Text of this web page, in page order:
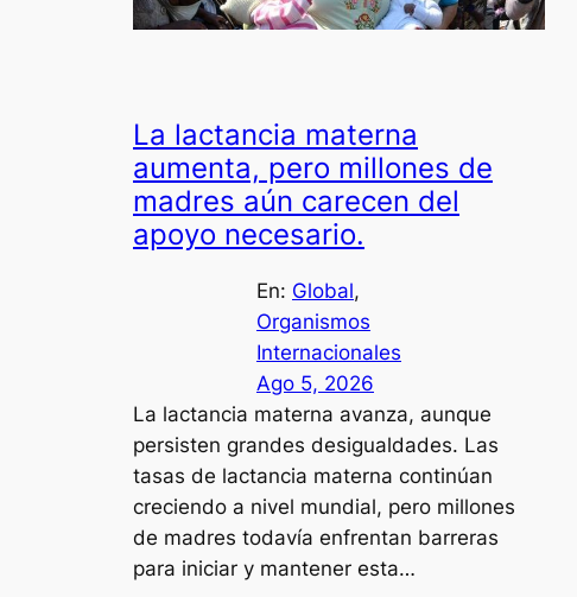
La lactancia materna
aumenta, pero millones de
madres aún carecen del
apoyo necesario.
En: Global
Organismos
Internacionales
Ago 5, 2026
La lactancia materna avanza, aunque
persisten grandes desigualdades. Las
tasas de lactancia materna continúan
creciendo a nivel mundial, pero millones
de madres todavía enfrentan barreras
para iniciar y mantener esta…